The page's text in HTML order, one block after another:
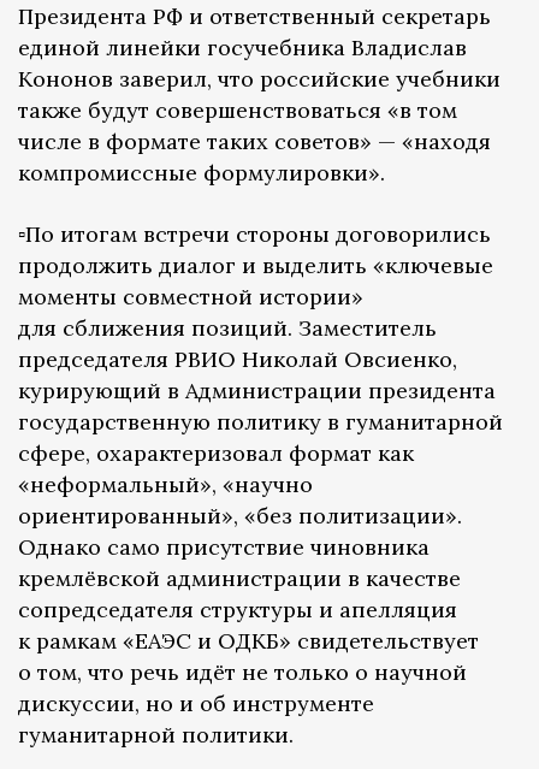
Президента РФ и ответственный секретарь
единой линейки госучебника Владислав
Кононов заверил, что российские учебники
также будут совершенствоваться «в том
числе в формате таких советов» — «находя
компромиссные формулировки».
▫️По итогам встречи стороны договорились
продолжить диалог и выделить «ключевые
моменты совместной истории»
для сближения позиций. Заместитель
председателя РВИО Николай Овсиенко,
курирующий в Администрации президента
государственную политику в гуманитарной
сфере, охарактеризовал формат как
«неформальный», «научно
ориентированный», «без политизации».
Однако само присутствие чиновника
кремлёвской администрации в качестве
сопредседателя структуры и апелляция
к рамкам «ЕАЭС и ОДКБ» свидетельствует
о том, что речь идёт не только о научной
дискуссии, но и об инструменте
гуманитарной политики.